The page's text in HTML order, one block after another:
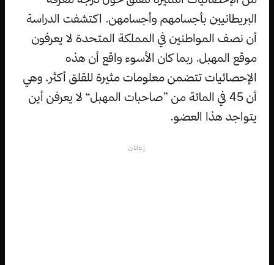
البريطانيين بأجسامهم وأجسامهن. اكتشفت الدراسة
أن نصف المواطنين في المملكة المتحدة لا يعرفون
موقع المهبل. ربما كان الأسوء واقع أن هذه
الإحصائيات تتضمن معلومات مثيرة للقلق أكثر، وهي
أن 45 في المائة من ”صاحبات المهبل“ لا يعرفن أين
يتواجد هذا العضو.
إعلان